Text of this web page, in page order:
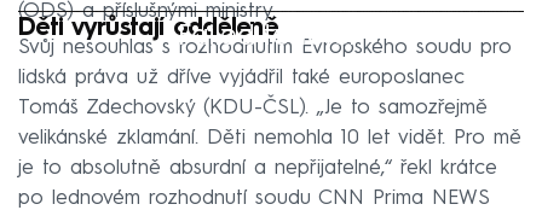
(ODS) a příslušnými ministry.
Failed to fetch
Děti vyrůstají odděleně
Svůj nesouhlas s rozhodnutím Evropského soudu pro
lidská práva už dříve vyjádřil také europoslanec
Tomáš Zdechovský (KDU-ČSL). „Je to samozřejmě
velikánské zklamání. Děti nemohla 10 let vidět. Pro mě
je to absolutně absurdní a nepřijatelné,“ řekl krátce
po lednovém rozhodnutí soudu CNN Prima NEWS